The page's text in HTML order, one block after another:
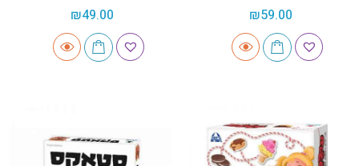
₪59.00
₪49.00